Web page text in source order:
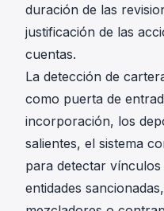
duración de las
justificación de las
cuentas.
La detección de
como puerta de
incorporación, los
salientes, el sistema
para detectar
entidades